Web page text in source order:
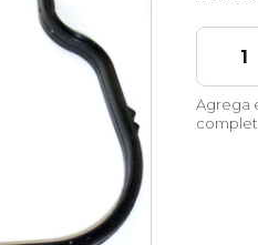
424692-
quantity
Agrega